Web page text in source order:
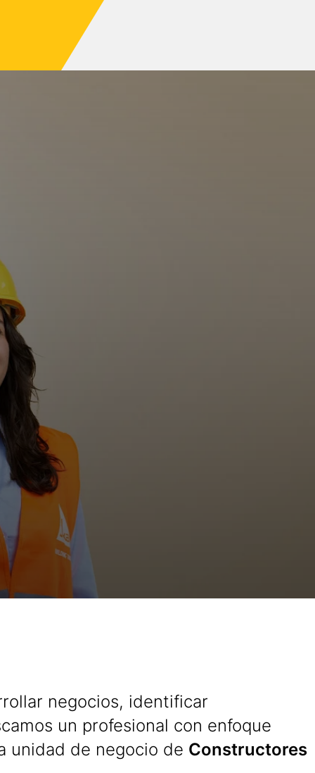
negocios, identificar
un profesional con enfoque
unidad de negocio de Constructores